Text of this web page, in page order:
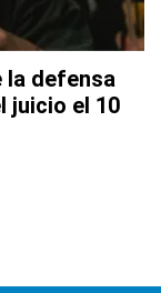
la defensa
juicio el 10